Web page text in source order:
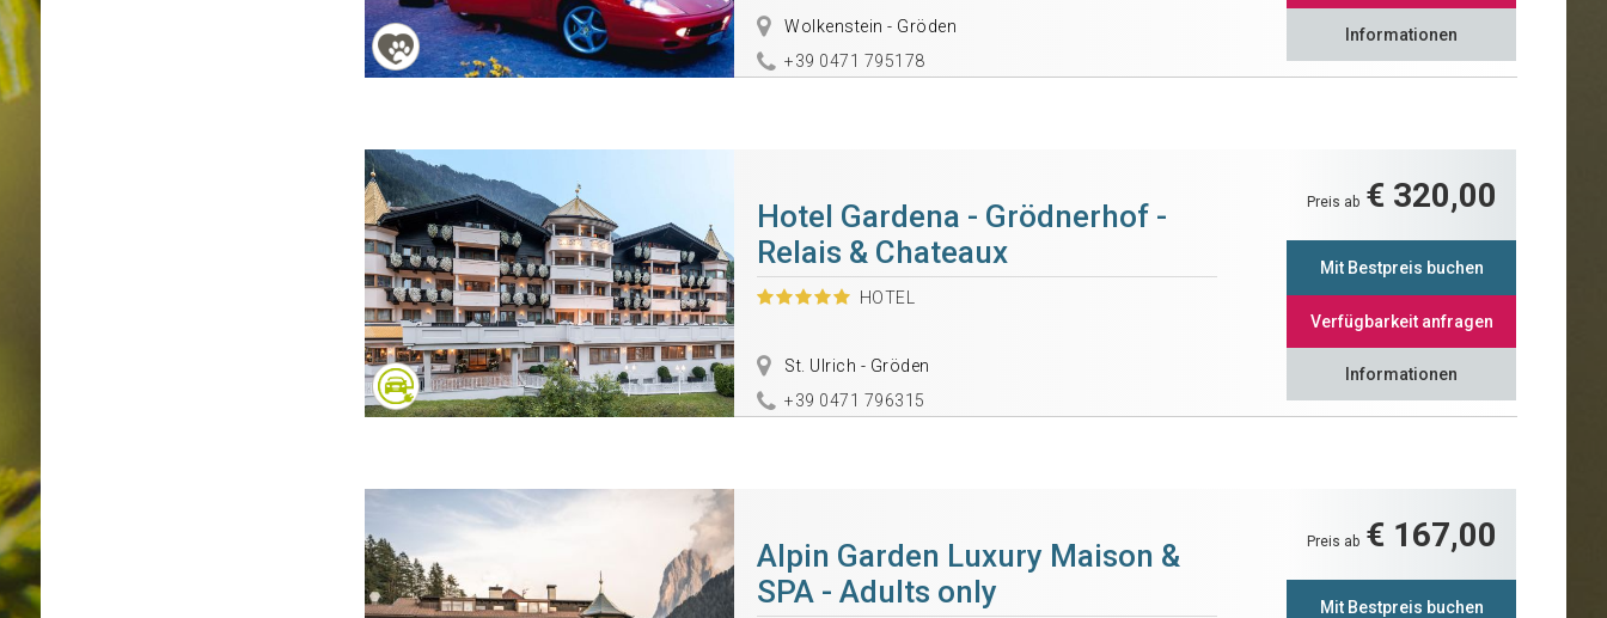
Wolkenstein - Gröden
+39 0471 795178
Informationen
Hotel Gardena - Grödnerhof -
Relais & Chateaux
HOTEL
St. Ulrich - Gröden
+39 0471 796315
Preis ab € 320,00
Mit Bestpreis buchen
Verfügbarkeit anfragen
Informationen
Alpin Garden Luxury Maison &
SPA - Adults only
Preis ab € 167,00
Mit Bestpreis buchen